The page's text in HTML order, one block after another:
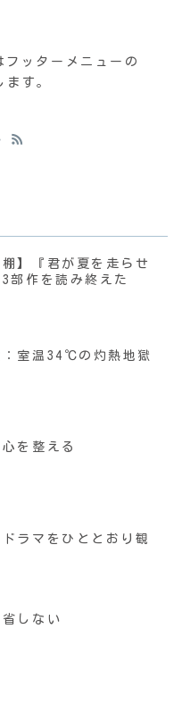
フッターメニューの
す。
棚】『君が夏を走らせ
部作を読み終えた
：室温34℃の灼熱地獄
を整える
ラマをひととおり観
しない